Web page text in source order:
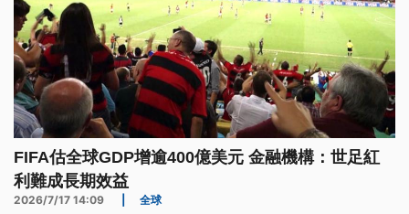
FIFA估全球GDP增逾400億美元 金融機構：世足紅
利難成長期效益
2026/7/17 14:09 全球